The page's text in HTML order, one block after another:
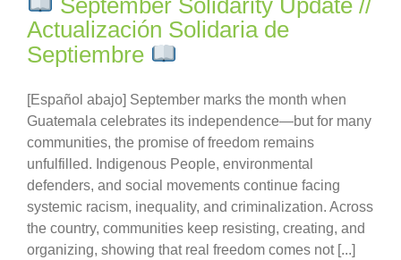
Actualización Solidaria de
Septiembre
[Español abajo] September marks the month when
Guatemala celebrates its independence—but for many
communities, the promise of freedom remains
unfulfilled. Indigenous People, environmental
defenders, and social movements continue facing
systemic racism, inequality, and criminalization. Across
the country, communities keep resisting, creating, and
organizing, showing that real freedom comes not [...]